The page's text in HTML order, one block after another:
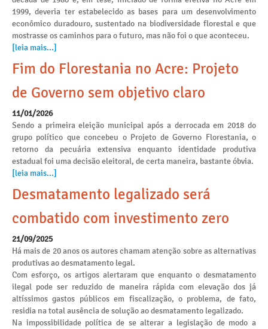
1999, deveria ter estabelecido as bases para um desenvolvimento
econômico duradouro, sustentado na biodiversidade florestal e que
mostrasse os caminhos para o futuro, mas não foi o que aconteceu.
[leia mais...]
Fim do Florestania no Acre: Projeto
de Governo sem objetivo claro
11/01/2026
Sendo a primeira eleição municipal após a derrocada em 2018 do
grupo político que concebeu o Projeto de Governo Florestania, o
retorno da pecuária extensiva enquanto identidade produtiva
estadual foi uma decisão eleitoral, de certa maneira, bastante óbvia.
[leia mais...]
Desmatamento legalizado será
combatido com investimento zero
21/09/2025
Há mais de 20 anos os autores chamam atenção sobre as alternativas
produtivas ao desmatamento legal.
Com esforço, os artigos alertaram que enquanto o desmatamento
ilegal pode ser reduzido de maneira rápida com elevação dos já
altíssimos gastos públicos em fiscalização, o problema, de fato,
residia na total ausência de solução ao desmatamento legalizado.
Na impossibilidade política de se alterar a legislação de modo a